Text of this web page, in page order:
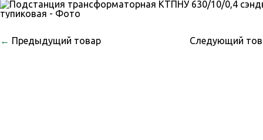
← Предыдущий товар Следующий